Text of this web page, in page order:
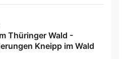
Thüringer Wald -
Kneipp im Wald